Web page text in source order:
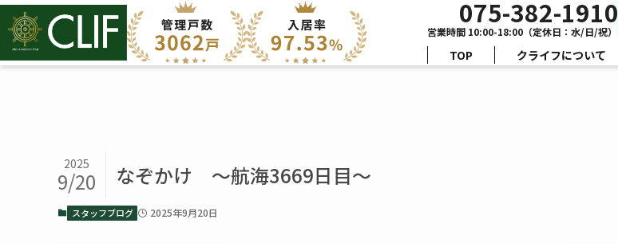
075-382-1910
営業時間 10:00-18:00（定休日：水/日/祝）
TOP クライフについて
なぞかけ ～航海3669日目～
2025
9/20
スタッフブログ 2025年9月20日